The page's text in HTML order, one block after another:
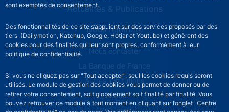
sont exemptés de consentement.
Des fonctionnalités de ce site s’appuient sur des services proposés par des
tiers (Dailymotion, Katchup, Google, Hotjar et Youtube) et génèrent des
cookies pour des finalités qui leur sont propres, conformément à leur
politique de confidentialité.
Si vous ne cliquez pas sur "Tout accepter", seul les cookies requis seront
utilisés. Le module de gestion des cookies vous permet de donner ou de
retirer votre consentement, soit globalement soit finalité par finalité. Vous
pouvez retrouver ce module à tout moment en cliquant sur l’onglet "Centre
Actualités & Publications
Nous rejoindre
ACPR footer secondary menu (French)
Nous contacter
La Banque de France
Autres institutions
LinkedIn
YouTube